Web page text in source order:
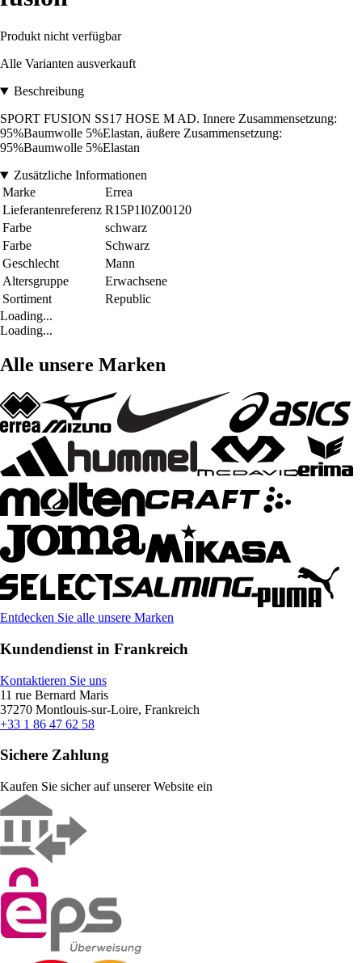
Produkt nicht verfügbar
Alle Varianten ausverkauft
Beschreibung
SPORT FUSION SS17 HOSE M AD. Innere Zusammensetzung:
95%Baumwolle 5%Elastan, äußere Zusammensetzung:
95%Baumwolle 5%Elastan
Zusätzliche Informationen
Marke
Errea
Lieferantenreferenz R15P1I0Z00120
Farbe
schwarz
Farbe
Schwarz
Geschlecht
Mann
Altersgruppe
Erwachsene
Sortiment
Republic
Loading...
Loading...
Alle unsere Marken
Entdecken Sie alle unsere Marken
Kundendienst in Frankreich
Kontaktieren Sie uns
11 rue Bernard Maris
37270 Montlouis-sur-Loire, Frankreich
+33 1 86 47 62 58
Sichere Zahlung
Kaufen Sie sicher auf unserer Website ein